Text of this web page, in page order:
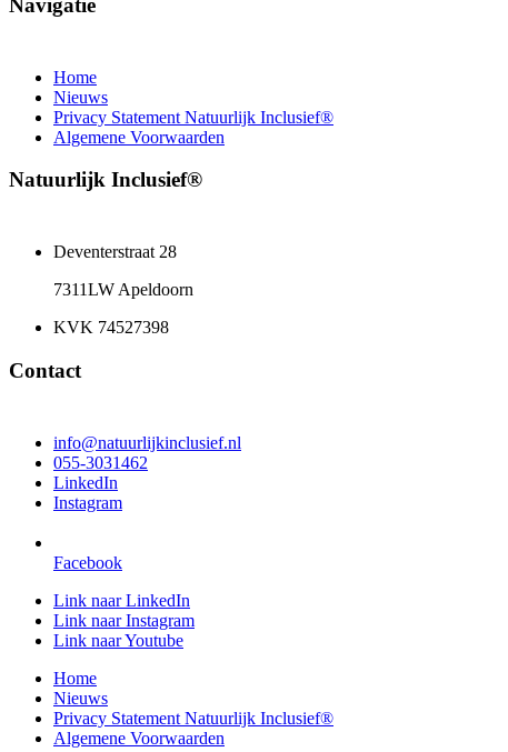
Navigatie
Home
Nieuws
Privacy Statement Natuurlijk Inclusief®
Algemene Voorwaarden
Natuurlijk Inclusief®
Deventerstraat 28
7311LW Apeldoorn
KVK 74527398
Contact
info@natuurlijkinclusief.nl
055-3031462
LinkedIn
Instagram
Facebook
Link naar LinkedIn
Link naar Instagram
Link naar Youtube
Home
Nieuws
Privacy Statement Natuurlijk Inclusief®
Algemene Voorwaarden